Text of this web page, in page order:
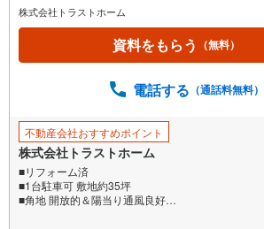
株式会社トラストホーム
資料をもらう （無料）
電話する （通話料無料）
不動産会社おすすめポイント
株式会社トラストホーム
■リフォーム済
■1台駐車可 敷地約35坪
■角地 開放的＆陽当り通風良好